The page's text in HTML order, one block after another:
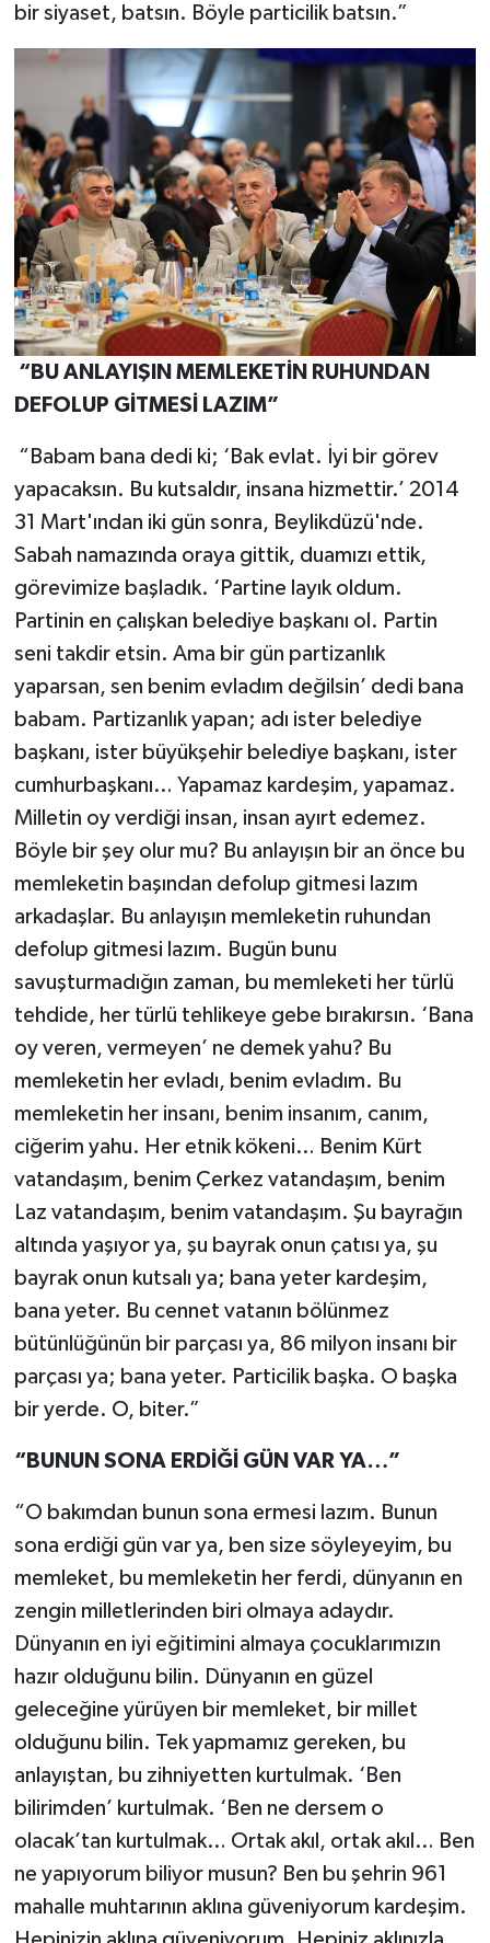
bir siyaset, batsın. Böyle particilik batsın.”
“BU ANLAYIŞIN MEMLEKETİN RUHUNDAN
DEFOLUP GİTMESİ LAZIM”
“Babam bana dedi ki; ‘Bak evlat. İyi bir görev
yapacaksın. Bu kutsaldır, insana hizmettir.’ 2014
31 Mart'ından iki gün sonra, Beylikdüzü'nde.
Sabah namazında oraya gittik, duamızı ettik,
görevimize başladık. ‘Partine layık oldum.
Partinin en çalışkan belediye başkanı ol. Partin
seni takdir etsin. Ama bir gün partizanlık
yaparsan, sen benim evladım değilsin’ dedi bana
babam. Partizanlık yapan; adı ister belediye
başkanı, ister büyükşehir belediye başkanı, ister
cumhurbaşkanı… Yapamaz kardeşim, yapamaz.
Milletin oy verdiği insan, insan ayırt edemez.
Böyle bir şey olur mu? Bu anlayışın bir an önce bu
memleketin başından defolup gitmesi lazım
arkadaşlar. Bu anlayışın memleketin ruhundan
defolup gitmesi lazım. Bugün bunu
savuşturmadığın zaman, bu memleketi her türlü
tehdide, her türlü tehlikeye gebe bırakırsın. ‘Bana
oy veren, vermeyen’ ne demek yahu? Bu
memleketin her evladı, benim evladım. Bu
memleketin her insanı, benim insanım, canım,
ciğerim yahu. Her etnik kökeni… Benim Kürt
vatandaşım, benim Çerkez vatandaşım, benim
Laz vatandaşım, benim vatandaşım. Şu bayrağın
altında yaşıyor ya, şu bayrak onun çatısı ya, şu
bayrak onun kutsalı ya; bana yeter kardeşim,
bana yeter. Bu cennet vatanın bölünmez
bütünlüğünün bir parçası ya, 86 milyon insanı bir
parçası ya; bana yeter. Particilik başka. O başka
bir yerde. O, biter.”
“BUNUN SONA ERDİĞİ GÜN VAR YA…”
“O bakımdan bunun sona ermesi lazım. Bunun
sona erdiği gün var ya, ben size söyleyeyim, bu
memleket, bu memleketin her ferdi, dünyanın en
zengin milletlerinden biri olmaya adaydır.
Dünyanın en iyi eğitimini almaya çocuklarımızın
hazır olduğunu bilin. Dünyanın en güzel
geleceğine yürüyen bir memleket, bir millet
olduğunu bilin. Tek yapmamız gereken, bu
anlayıştan, bu zihniyetten kurtulmak. ‘Ben
bilirimden’ kurtulmak. ‘Ben ne dersem o
olacak’tan kurtulmak… Ortak akıl, ortak akıl… Ben
ne yapıyorum biliyor musun? Ben bu şehrin 961
mahalle muhtarının aklına güveniyorum kardeşim.